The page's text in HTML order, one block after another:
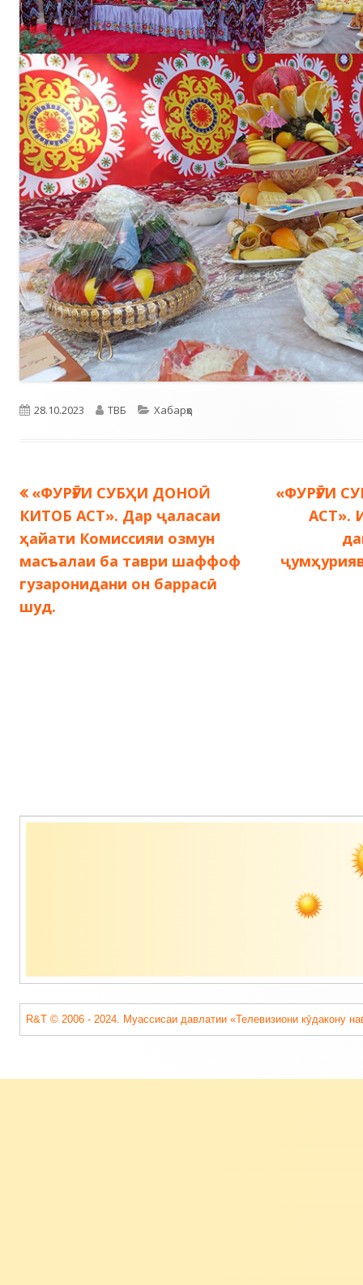
Опубликовано
28.10.2023 Автор
ТВБ Рубрики
Хабарҳо
Навигация
по
записям
Предыдущая
запись:
«ФУРӮҒИ СУБҲИ ДОНОӢ
КИТОБ АСТ». Дар ҷаласаи
ҳайати Комиссияи озмун
масъалаи ба таври шаффоф
гузаронидани он баррасӣ
шуд.
запись:
«ФУРӮҒИ
АСТ».
Содержимое
R&T © 2006 - 2024. Муассисаи давлатии «Телевизиони кӯдакону